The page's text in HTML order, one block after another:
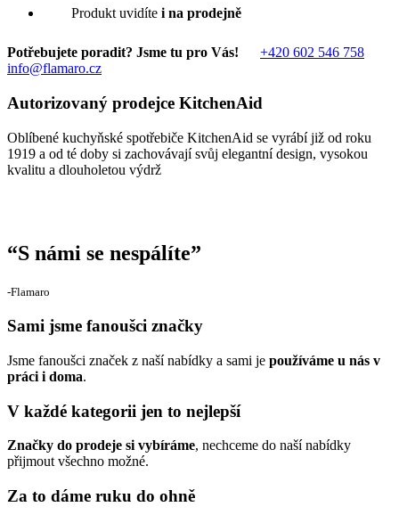
Produkt uvidíte i na prodejně
Potřebujete poradit? Jsme tu pro Vás!
+420 602 546 758
info@flamaro.cz
Autorizovaný prodejce KitchenAid
Oblíbené kuchyňské spotřebiče KitchenAid se vyrábí již od roku
1919 a od té doby si zachovávají svůj elegantní design, vysokou
kvalitu a dlouholetou výdrž
“S námi se nespálíte”
‐Flamaro
Sami jsme fanoušci značky
Jsme fanoušci značek z naší nabídky a sami je používáme u nás v
práci i doma.
V každé kategorii jen to nejlepší
Značky do prodeje si vybíráme, nechceme do naší nabídky
přijmout všechno možné.
Za to dáme ruku do ohně